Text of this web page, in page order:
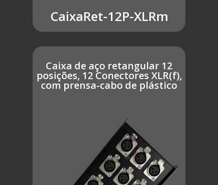
CaixaRet-12P-XLRm
Caixa de aço retangular 12
posições, 12 Conectores XLR(f),
com prensa-cabo de plástico